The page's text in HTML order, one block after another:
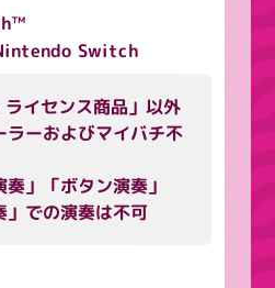
Switch
イセンス商品」以外
ラーおよびマイバチ不
奏」「ボタン演奏」
」での演奏は不可